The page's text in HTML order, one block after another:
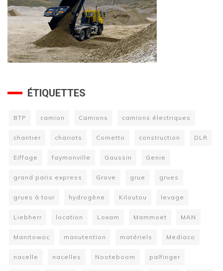
ÉTIQUETTES
BTP camion Camions camions électriques
chantier chariots Cometto construction DLR
Eiffage faymonville Gaussin Genie
grand paris express Grove grue grues
grues à tour hydrogène Kiloutou levage
Liebherr location Loxam Mammoet MAN
Manitowoc manutention matériels Mediaco
nacelle nacelles Nooteboom palfinger